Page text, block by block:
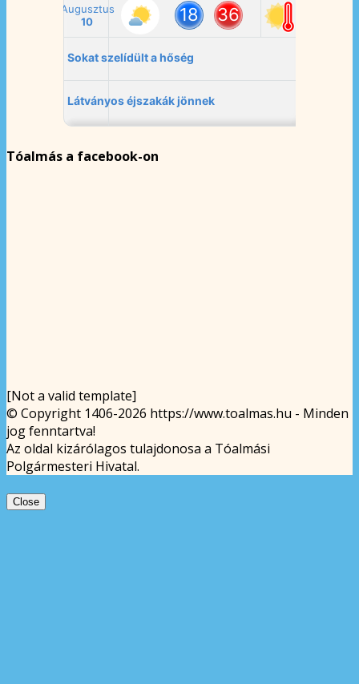
Tóalmás a facebook-on
[Not a valid template]
© Copyright 1406-2026 https://www.toalmas.hu - Minden
jog fenntartva!
Az oldal kizárólagos tulajdonosa a Tóalmási
Polgármesteri Hivatal.
Close